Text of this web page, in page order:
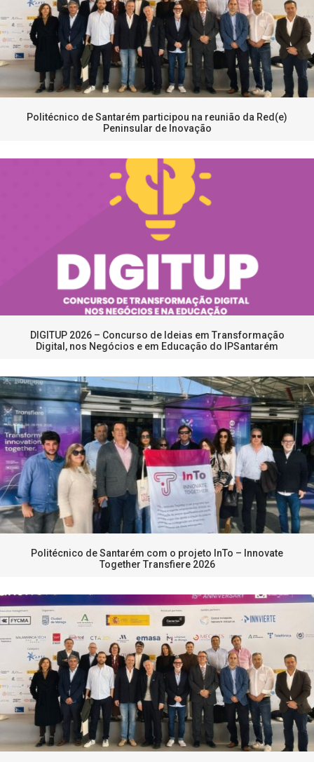
Politécnico de Santarém participou na reunião da Red(e)
Peninsular de Inovação
DIGITUP 2026 – Concurso de Ideias em Transformação
Digital, nos Negócios e em Educação do IPSantarém
Politécnico de Santarém com o projeto InTo – Innovate
Together Transfiere 2026